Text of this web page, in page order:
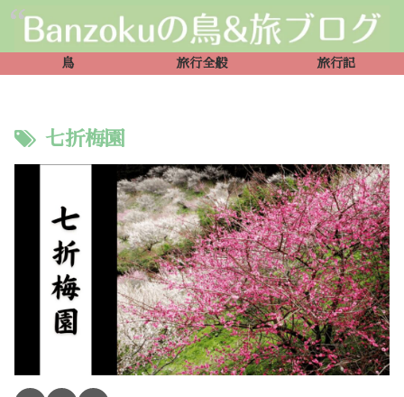
鳥 旅行全般 旅行記
七折梅園